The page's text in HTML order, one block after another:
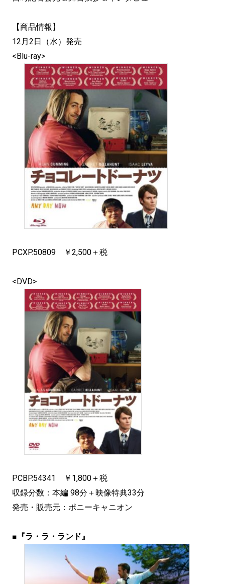
【商品情報】
12月2日（水）発売
<Blu-ray>
PCXP.50809 ￥2,500＋税
<DVD>
PCBP.54341 ￥1,800＋税
収録分数：本編 98分＋映像特典33分
発売・販売元：ポニーキャニオン
■ 『ラ・ラ・ランド』